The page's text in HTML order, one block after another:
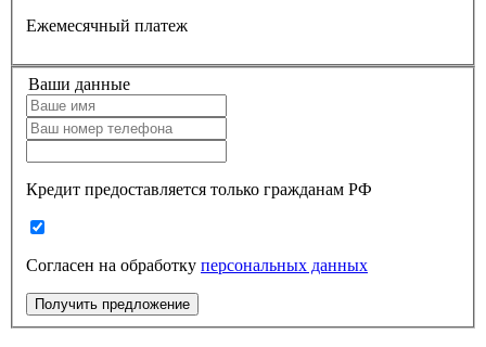
Ежемесячный платеж
Ваши данные
Кредит предоставляется только гражданам РФ
Согласен на обработку персональных данных
Получить предложение